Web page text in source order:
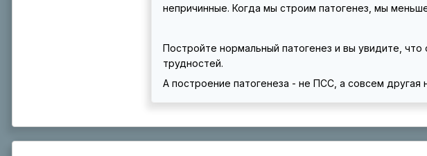
непричинные. Когда мы строим патогенез, мы
Постройте нормальный патогенез и вы увидите,
трудностей.
А построение патогенеза - не ПСС, а совсем другая